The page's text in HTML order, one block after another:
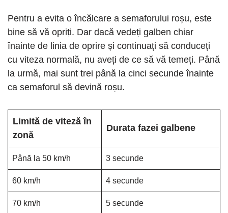
Pentru a evita o încălcare a semaforului roșu, este
bine să vă opriți. Dar dacă vedeți galben chiar
înainte de linia de oprire și continuați să conduceți
cu viteza normală, nu aveți de ce să vă temeți. Până
la urmă, mai sunt trei până la cinci secunde înainte
ca semaforul să devină roșu.
Limită de viteză în
zonă
Durata fazei galbene
Până la 50 km/h 3 secunde
60 km/h 4 secunde
70 km/h 5 secunde